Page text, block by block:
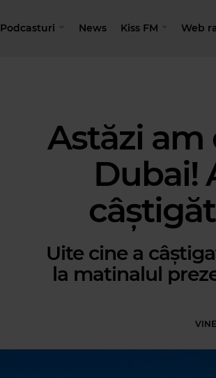
Podcasturi News Kiss FM Web
Astăzi am
Dubai!
Uite cine a
la matinalul